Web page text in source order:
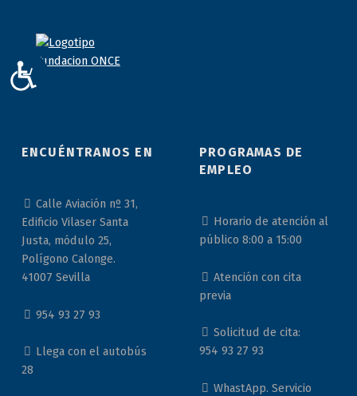
ENCUÉNTRANOS EN
Calle Aviación nº 31,
Edificio Vilaser Santa
Justa, módulo 25,
Polígono Calonge.
41007 Sevilla
954 93 27 93
Llega con el autobús
28
PROGRAMAS DE
EMPLEO
Horario de atención al
público 8:00 a 15:00
Atención con cita
previa
Solicitud de cita:
954 93 27 93
WhastApp. Servicio